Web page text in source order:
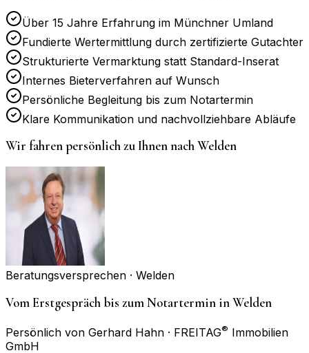
Über 15 Jahre Erfahrung im Münchner Umland
Fundierte Wertermittlung durch zertifizierte Gutachter
Strukturierte Vermarktung statt Standard-Inserat
Internes Bieterverfahren auf Wunsch
Persönliche Begleitung bis zum Notartermin
Klare Kommunikation und nachvollziehbare Abläufe
Wir fahren persönlich zu Ihnen nachWelden
Beratungsversprechen · Welden
Vom Erstgespräch bis zum Notartermin in Welden
Persönlich von Gerhard Hahn · FREITAG® Immobilien
GmbH